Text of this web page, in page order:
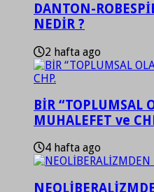
DANTON-
NEDİR ?
2 hafta ago
BİR “TOPLUMSAL
MUHALEFET ve
4 hafta ago